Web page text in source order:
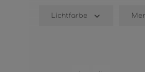
Lichtfarbe